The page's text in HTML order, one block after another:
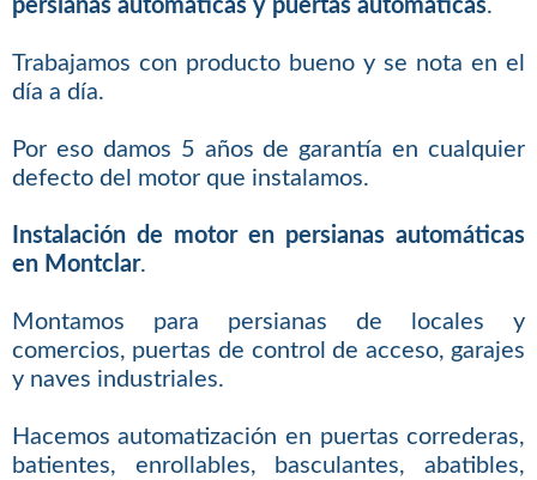
persianas automaticas y puertas automaticas.
Trabajamos con producto bueno y se nota en el
día a día.
Por eso damos 5 años de garantía en cualquier
defecto del motor que instalamos.
Instalación de motor en persianas automáticas
en Montclar.
Montamos para persianas de locales y
comercios, puertas de control de acceso, garajes
y naves industriales.
Hacemos automatización en puertas correderas,
batientes, enrollables, basculantes, abatibles,